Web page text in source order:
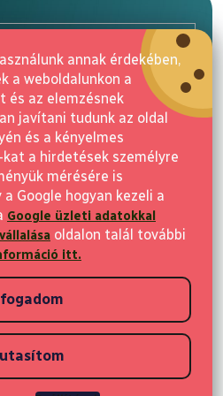
annak érdekében,
a weboldalunkon a
és az elemzésnek
javítani tudunk az oldal
és a kényelmes
a hirdetések személyre
mérésére is
Google hogyan kezeli a
Google üzleti adatokkal
oldalon talál további
itt.
. Minden jog fenntartva.